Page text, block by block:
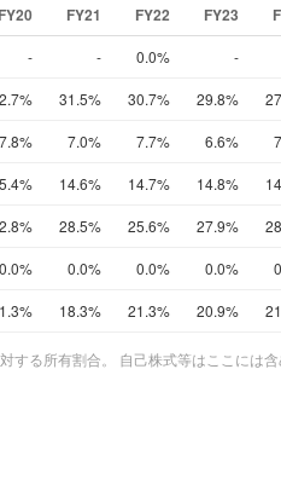
FY20 FY21 FY22 FY23
- - 0.0% -
31.5% 30.7% 29.8%
7.8% 7.0% 7.7% 6.6%
14.6% 14.7% 14.8%
28.5% 25.6% 27.9%
0.0% 0.0% 0.0% 0.0%
18.3% 21.3% 20.9%
る所有割合。 自己株式等はここには